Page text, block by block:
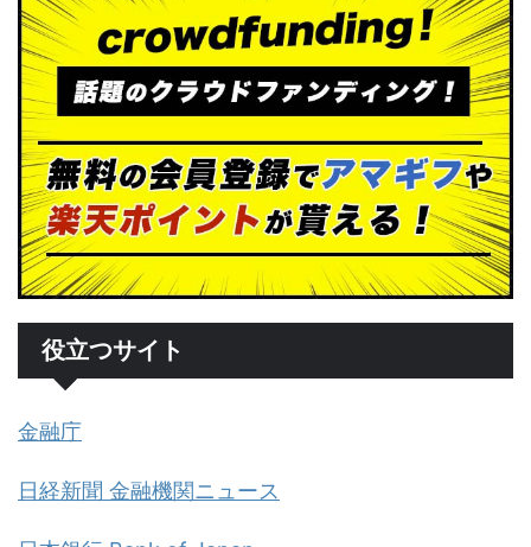
役立つサイト
金融庁
日経新聞 金融機関ニュース